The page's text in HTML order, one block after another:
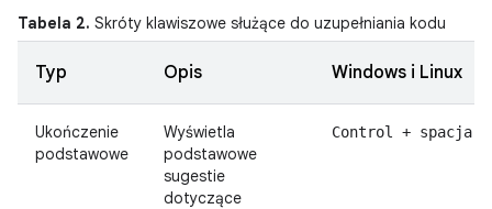
Tabela 2. Skróty klawiszowe służące do uzupełniania kodu
Typ Opis Windows i Linux
Ukończenie
podstawowe
Wyświetla
podstawowe
sugestie
dotyczące
Control + spacja